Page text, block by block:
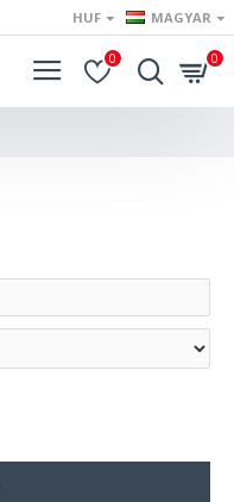
HUF MAGYAR
0 0